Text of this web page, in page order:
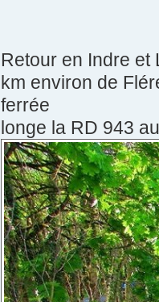
Retour en Indre et
km environ de
ferrée
longe la RD 943